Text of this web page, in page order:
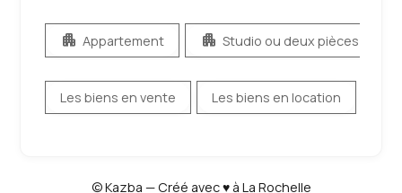
apartment Appartement apartment Studio ou deux pièces
Les biens en vente Les biens en location
© Kazba — Créé avec ♥ à La Rochelle